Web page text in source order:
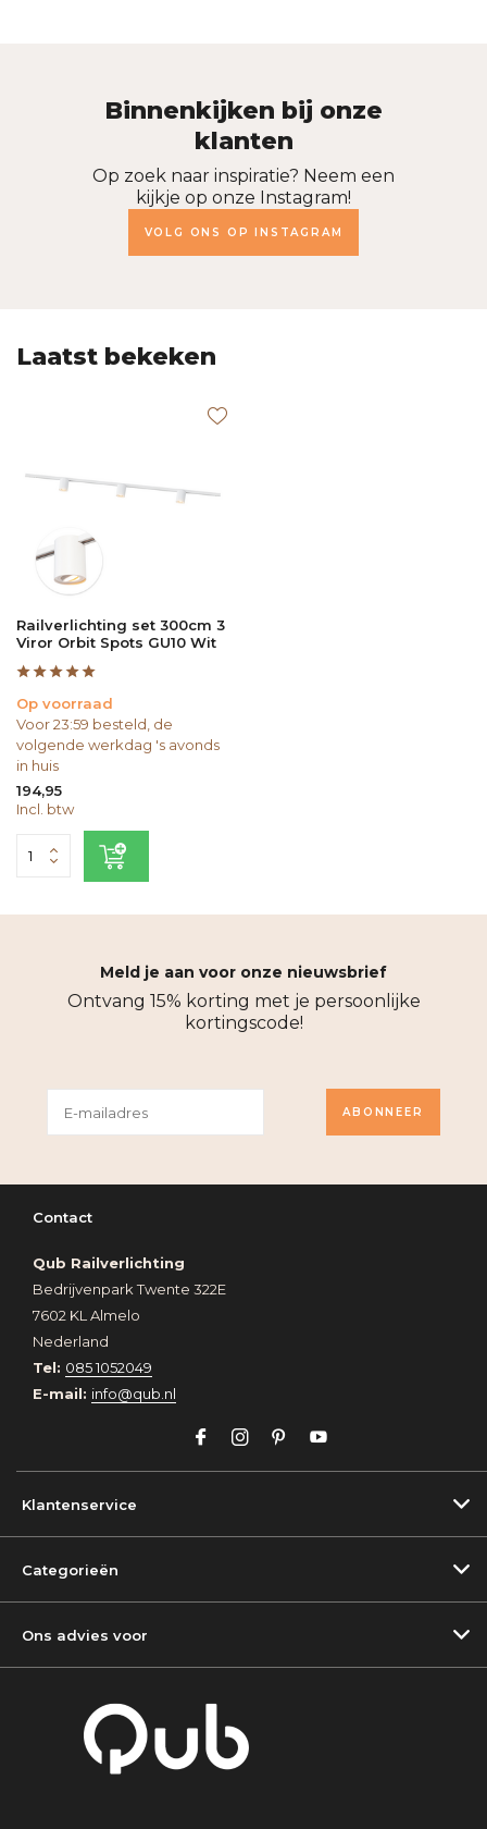
Binnenkijken bij onze
klanten
Op zoek naar inspiratie? Neem een
kijkje op onze Instagram!
VOLG ONS OP INSTAGRAM
Laatst bekeken
Railverlichting set 300cm 3
Viror Orbit Spots GU10 Wit
Op voorraad
Voor 23:59 besteld, de
volgende werkdag 's avonds
in huis
194,95
Incl. btw
Meld je aan voor onze nieuwsbrief
Ontvang 15% korting met je persoonlijke
kortingscode!
ABONNEER
Contact
Qub Railverlichting
Bedrijvenpark Twente 322E
7602 KL Almelo
Nederland
Tel: 085 1052049
E-mail: info@qub.nl
Klantenservice
Categorieën
Ons advies voor